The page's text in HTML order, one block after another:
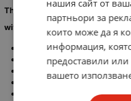
This Optical Toslink Audio to
with the following standards:
Dolby Digital
Dolby Digital Plus
нашия сайт от
партньори за
които може да я
информация,
предоставили или
вашето